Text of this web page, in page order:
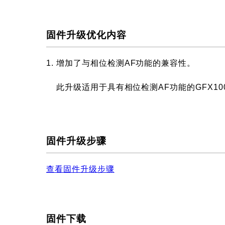
固件升级优化内容
1. 增加了与相位检测AF功能的兼容性。
此升级适用于具有相位检测AF功能的
固件升级步骤
查看固件升级步骤
固件下载